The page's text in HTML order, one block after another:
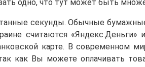
одно, что тут может быть
секунды. Обычные
считаются
карте. В современном
как Вы можете оплачивать